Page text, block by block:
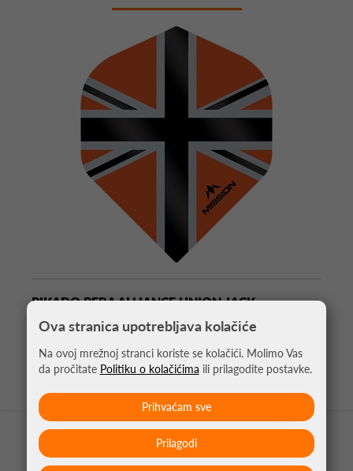
PIKADO PERA ALLIANCE UNION JACK
Ova stranica upotrebljava kolačiće
Na ovoj mrežnoj stranci koriste se kolačići. Molimo Vas
da pročitate Politiku o kolačićima ili prilagodite postavke.
Prilagodi
Prihvaćam sve